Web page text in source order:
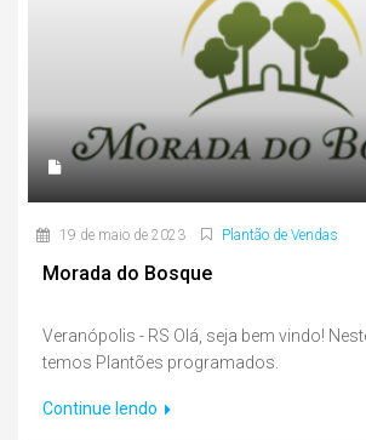
19 de maio de 2023 Plantão de Vendas
Morada do Bosque
Veranópolis - RS Olá, seja bem vindo!
temos Plantões programados.
Continue lendo